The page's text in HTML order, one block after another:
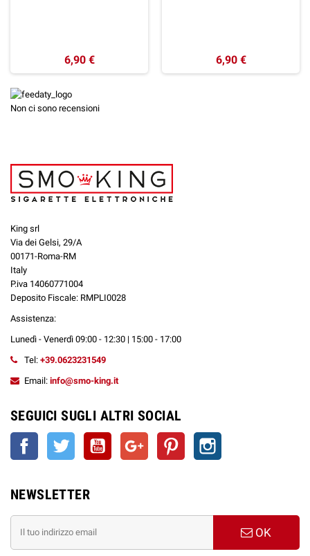
6,90 € 6,90 €
Non ci sono recensioni
King srl
Via dei Gelsi, 29/A
00171-Roma-RM
Italy
P.iva 14060771004
Deposito Fiscale: RMPLI0028
Assistenza:
Lunedì - Venerdì 09:00 - 12:30 | 15:00 - 17:00
Tel: +39.0623231549
Email: info@smo-king.it
SEGUICI SUGLI ALTRI SOCIAL
Facebook Twitter YouTube Google+ Pinterest
NEWSLETTER
OK